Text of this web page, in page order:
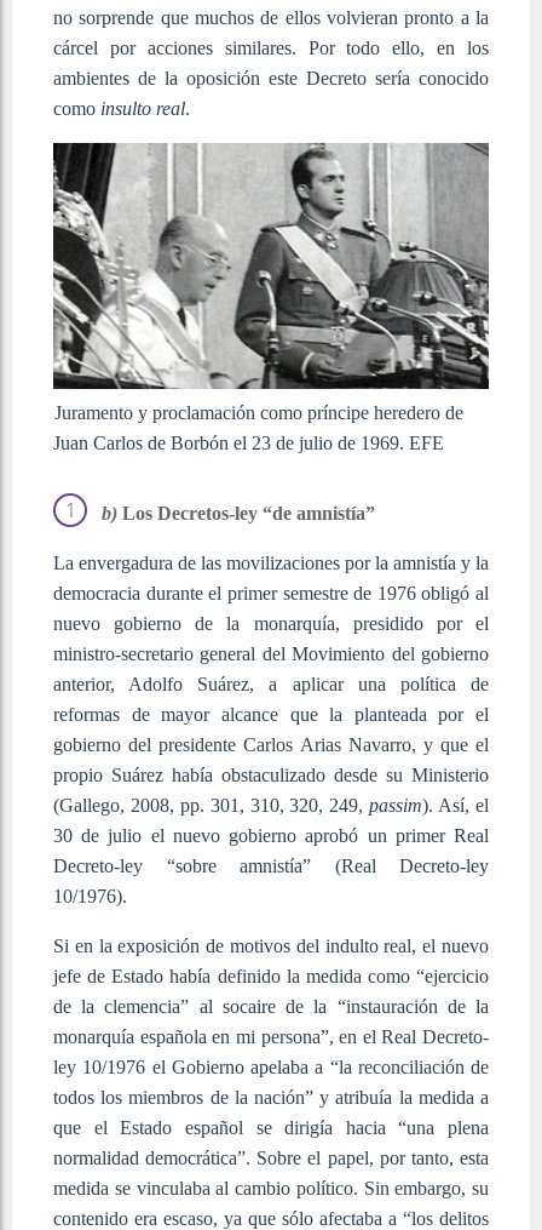
no sorprende que muchos de ellos volvieran pronto a la
cárcel por acciones similares. Por todo ello, en los
ambientes de la oposición este Decreto sería conocido
como insulto real.
Juramento y proclamación como príncipe heredero de
Juan Carlos de Borbón el 23 de julio de 1969. EFE
b) Los Decretos-ley “de amnistía”
La envergadura de las movilizaciones por la amnistía y la
democracia durante el primer semestre de 1976 obligó al
nuevo gobierno de la monarquía, presidido por el
ministro-secretario general del Movimiento del gobierno
anterior, Adolfo Suárez, a aplicar una política de
reformas de mayor alcance que la planteada por el
gobierno del presidente Carlos Arias Navarro, y que el
propio Suárez había obstaculizado desde su Ministerio
(Gallego, 2008, pp. 301, 310, 320, 249,passim). Así, el
30 de julio el nuevo gobierno aprobó un primer Real
Decreto-ley “sobre amnistía” (Real Decreto-ley
10/1976).
Si en la exposición de motivos del indulto real, el nuevo
jefe de Estado había definido la medida como “ejercicio
de la clemencia” al socaire de la “instauración de la
monarquía española en mi persona”, en el Real Decreto-
ley 10/1976 el Gobierno apelaba a “la reconciliación de
todos los miembros de la nación” y atribuía la medida a
que el Estado español se dirigía hacia “una plena
normalidad democrática”. Sobre el papel, por tanto, esta
medida se vinculaba al cambio político. Sin embargo, su
contenido era escaso, ya que sólo afectaba a “los delitos